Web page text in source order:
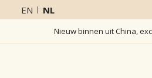
EN NL
Nieuw binnen uit China,